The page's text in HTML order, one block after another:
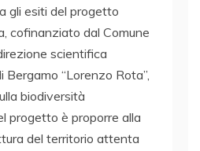
gli esiti del progetto
cofinanziato dal Comune
scientifica
Bergamo “Lorenzo Rota”,
biodiversità
progetto è proporre alla
del territorio attenta